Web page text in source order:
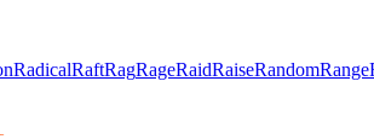
RadicalRaftRagRageRaidRaiseRandomRange